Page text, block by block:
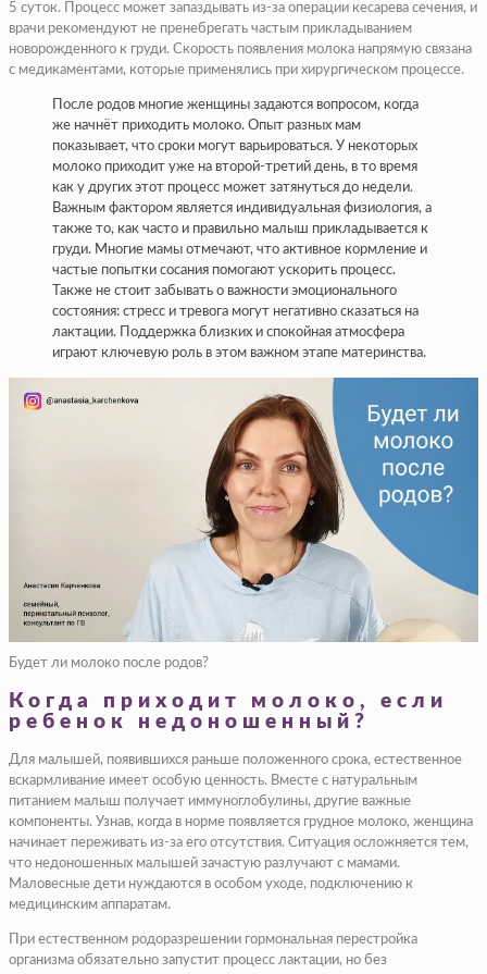
5 суток. Процесс может запаздывать из-за операции кесарева сечения, и
врачи рекомендуют не пренебрегать частым прикладыванием
новорожденного к груди. Скорость появления молока напрямую связана
с медикаментами, которые применялись при хирургическом процессе.
После родов многие женщины задаются вопросом, когда
же начнёт приходить молоко. Опыт разных мам
показывает, что сроки могут варьироваться. У некоторых
молоко приходит уже на второй-третий день, в то время
как у других этот процесс может затянуться до недели.
Важным фактором является индивидуальная физиология, а
также то, как часто и правильно малыш прикладывается к
груди. Многие мамы отмечают, что активное кормление и
частые попытки сосания помогают ускорить процесс.
Также не стоит забывать о важности эмоционального
состояния: стресс и тревога могут негативно сказаться на
лактации. Поддержка близких и спокойная атмосфера
играют ключевую роль в этом важном этапе материнства.
Будет ли молоко после родов?
Когда приходит молоко, если
ребенок недоношенный?
Для малышей, появившихся раньше положенного срока, естественное
вскармливание имеет особую ценность. Вместе с натуральным
питанием малыш получает иммуноглобулины, другие важные
компоненты. Узнав, когда в норме появляется грудное молоко, женщина
начинает переживать из-за его отсутствия. Ситуация осложняется тем,
что недоношенных малышей зачастую разлучают с мамами.
Маловесные дети нуждаются в особом уходе, подключению к
медицинским аппаратам.
При естественном родоразрешении гормональная перестройка
организма обязательно запустит процесс лактации, но без